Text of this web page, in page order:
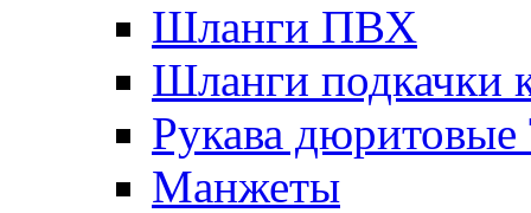
Шланги ПВХ
Шланги подкачки
Рукава
Манжеты